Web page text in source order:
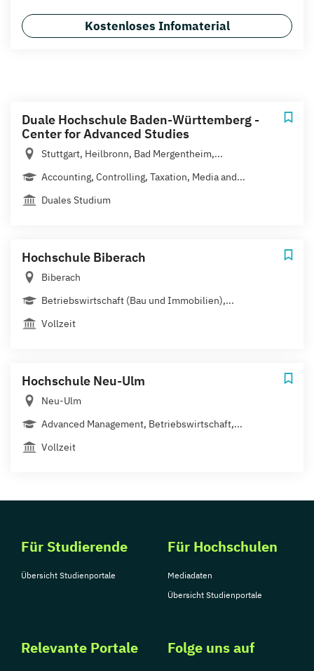
Kostenloses Infomaterial
Duale Hochschule Baden-Württemberg -
Center for Advanced Studies
Stuttgart, Heilbronn, Bad Mergentheim,...
Accounting, Controlling, Taxation, Media and...
Duales Studium
Hochschule Biberach
Biberach
Betriebswirtschaft (Bau und Immobilien),...
Vollzeit
Hochschule Neu-Ulm
Neu-Ulm
Advanced Management, Betriebswirtschaft,...
Vollzeit
Für Studierende
Übersicht Studienportale
Für Hochschulen
Mediadaten
Übersicht Studienportale
Relevante Portale Folge uns auf